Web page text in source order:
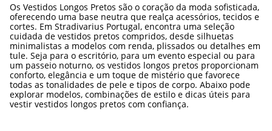
Os Vestidos Longos Pretos são o coração da moda sofisticada,
oferecendo uma base neutra que realça acessórios, tecidos e
cortes. Em Stradivarius Portugal, encontra uma seleção
cuidada de vestidos pretos compridos, desde silhuetas
minimalistas a modelos com renda, plissados ou detalhes em
tule. Seja para o escritório, para um evento especial ou para
um passeio noturno, os vestidos longos pretos proporcionam
conforto, elegância e um toque de mistério que favorece
todas as tonalidades de pele e tipos de corpo. Abaixo pode
explorar modelos, combinações de estilo e dicas úteis para
vestir vestidos longos pretos com confiança.